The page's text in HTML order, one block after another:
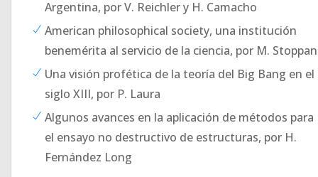
Argentina, por V. Reichler y H. Camacho
American philosophical society, una institución
benemérita al servicio de la ciencia, por M.
Una visión profética de la teoría del Big Bang en el
siglo XIII, por P. Laura
Algunos avances en la aplicación de métodos para
el ensayo no destructivo de estructuras, por H.
Fernández Long